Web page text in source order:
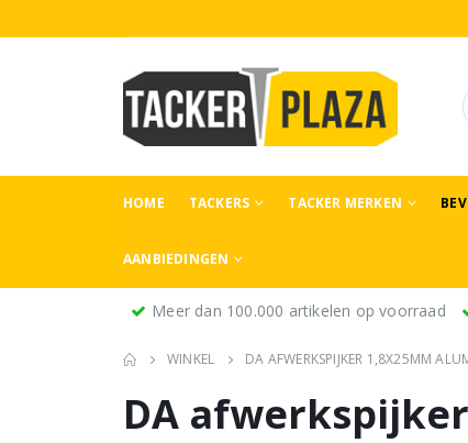
HOME TACKERS TACKER MERKEN
AANBIEDINGEN
Meer dan 100.000 artikelen op voorraad
WINKEL DA AFWERKSPIJKER 1,8X25MM
DA